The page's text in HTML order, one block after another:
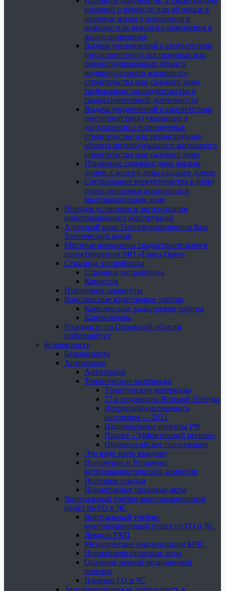
решений о переводе или об отказе в
переводе жилого помещения в
нежилое или нежилого помещения в
жилое помещение
Выдача уведомлений о соответствии
(несоответствии) построенных или
реконструированных объекта
индивидуального жилищного
строительства или садового дома
требованиям законодательства о
градостроительной деятельности
Выдача уведомлений о соответствии
(несоответствии) указанных в
уведомлении о планируемых
строительстве или реконструкции
объекта индивидуального жилищного
строительства или садового дома
Признание садового дома жилым
домом и жилого дома садовым домом
Согласование переустройства и (или)
перепланировки помещения в
многоквартирном доме
Порядок установки и эксплуатации
информационных конструкций
Адресный план Геоинформационная база
Технический архив
Местные нормативы градостроительного
проектирования МО «Город Орёл»
Страница застройщика
Страница застройщика
Комиссия
Публичные сервитуты
Комплексные кадастровые работы
Комплексные кадастровые работы
Карты-планы
Роскадастр по Орловской области
информирует
Безопасность
Безопасность
Антитеррор
Антитеррор
Тематические материалы
Тематические материалы
77-я годовщина Великой Победы
Всероссийская перепись
населения — 2021
Национальные проекты РФ
Проект «Эффективный регион»
Общероссийское голосование
Это надо знать каждому
Положение и Регламент
антитеррористической комиссии
Полезные ссылки
Нормативные правовые акты
Виртуальный учебно-консультационный
пункт по ГО и ЧС
Виртуальный учебно-
консультационный пункт по ГО и ЧС
Лекции УКП
Методические рекомендации МЧС
Нормативно-правовые акты
Оказание первой медицинской
помощи
Памятки ГО и ЧС
Антинаркотическая деятельность в